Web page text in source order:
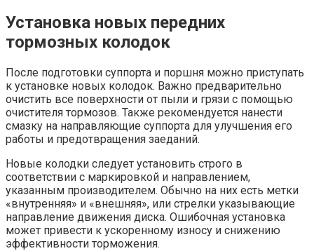
Установка новых передних
тормозных колодок
После подготовки суппорта и поршня можно приступать
к установке новых колодок. Важно предварительно
очистить все поверхности от пыли и грязи с помощью
очистителя тормозов. Также рекомендуется нанести
смазку на направляющие суппорта для улучшения его
работы и предотвращения заеданий.
Новые колодки следует установить строго в
соответствии с маркировкой и направлением,
указанным производителем. Обычно на них есть метки
«внутренняя» и «внешняя», или стрелки указывающие
направление движения диска. Ошибочная установка
может привести к ускоренному износу и снижению
эффективности торможения.